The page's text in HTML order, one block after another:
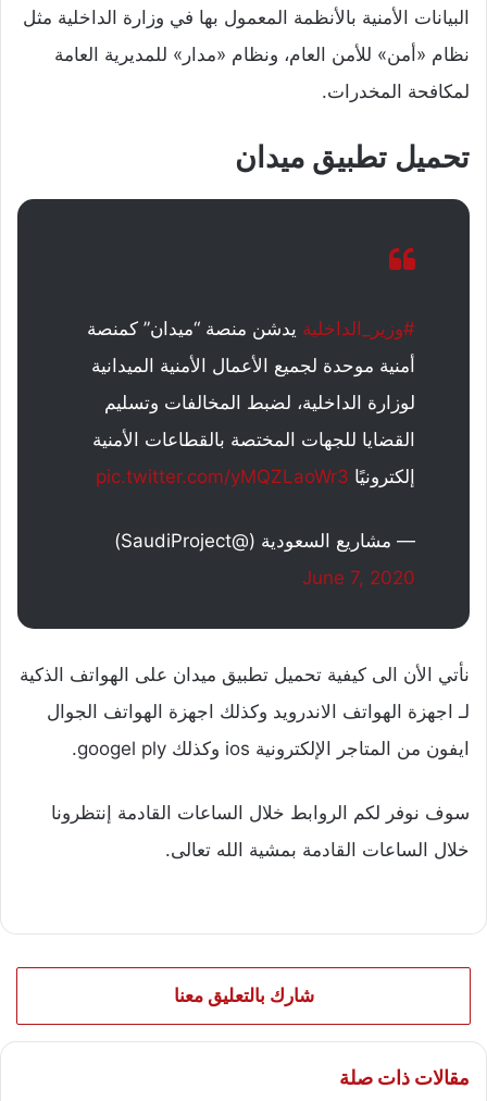
البيانات الأمنية بالأنظمة المعمول بها في وزارة الداخلية مثل
نظام «أمن» للأمن العام، ونظام «مدار» للمديرية العامة
لمكافحة المخدرات.
تحميل تطبيق ميدان
#وزير_الداخلية يدشن منصة “ميدان” كمنصة
أمنية موحدة لجميع الأعمال الأمنية الميدانية
لوزارة الداخلية، لضبط المخالفات وتسليم
القضايا للجهات المختصة بالقطاعات الأمنية
إلكترونيًا pic.twitter.com/yMQZLaoWr3
— مشاريع السعودية (@SaudiProject)
June 7, 2020
نأتي الأن الى كيفية تحميل تطبيق ميدان على الهواتف الذكية
لـ اجهزة الهواتف الاندرويد وكذلك اجهزة الهواتف الجوال
ايفون من المتاجر الإلكترونية ios وكذلك googel ply.
سوف نوفر لكم الروابط خلال الساعات القادمة إنتظرونا
خلال الساعات القادمة بمشية الله تعالى.
شارك بالتعليق معنا
مقالات ذات صلة